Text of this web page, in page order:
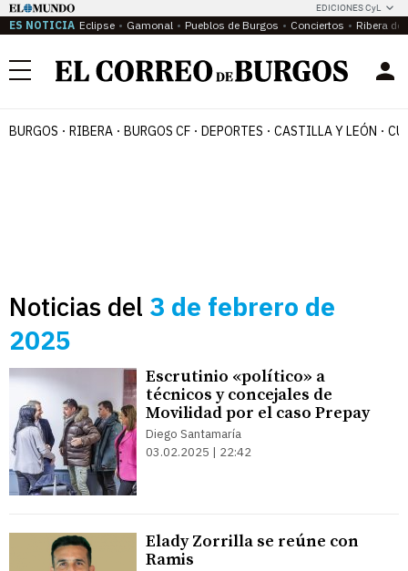
EDICIONES CyL
ES NOTICIA Eclipse Gamonal Pueblos de Burgos Conciertos Ribera del
Menú
BURGOS RIBERA BURGOS CF DEPORTES CASTILLA Y LEÓN
Noticias del 3 de febrero de
2025
Escrutinio «político» a
técnicos y concejales de
Movilidad por el caso Prepay
Diego Santamaría
03.02.2025 | 22:42
Elady Zorrilla se reúne con
Ramis